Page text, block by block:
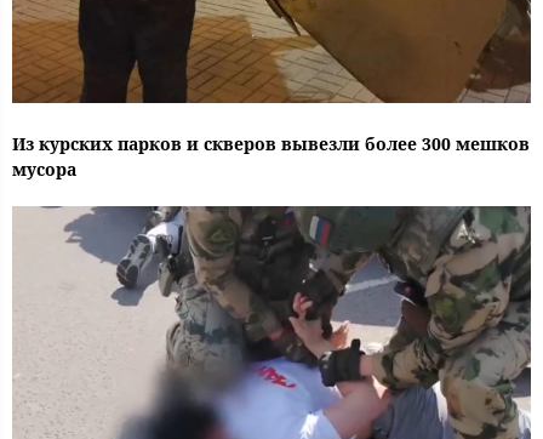
Из курских парков и скверов вывезли более 300 мешков
мусора